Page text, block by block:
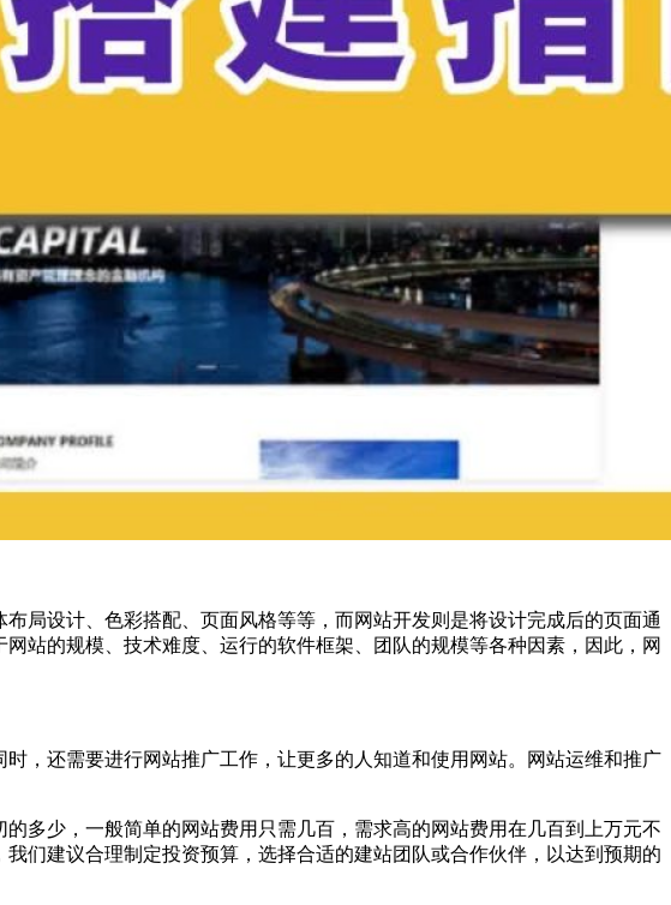
局设计、色彩搭配、页面风格等等，而网站开发则是将设计完成后的页面通
站的规模、技术难度、运行的软件框架、团队的规模等各种因素，因此，网
，还需要进行网站推广工作，让更多的人知道和使用网站。网站运维和推广
多少，一般简单的网站费用只需几百，需求高的网站费用在几百到上万元不
们建议合理制定投资预算，选择合适的建站团队或合作伙伴，以达到预期的